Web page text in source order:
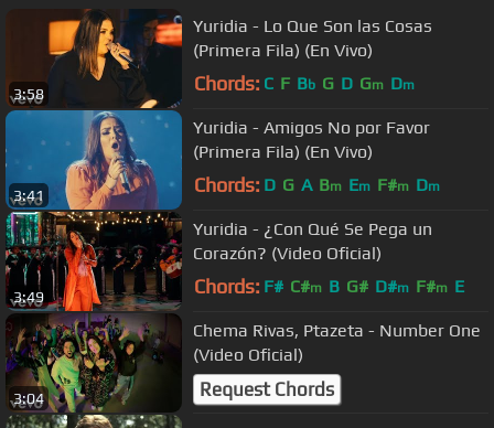
3:58
Yuridia - Lo Que Son las Cosas
(Primera Fila) (En Vivo)
Chords: C F Bb G D Gm Dm
3:41
Yuridia - Amigos No por Favor
(Primera Fila) (En Vivo)
Chords: D G A Bm Em F#m Dm
3:49
Yuridia - ¿Con Qué Se Pega un
Corazón? (Video Oficial)
Chords: F# C#m B G# D#m F#m E
3:04
Chema Rivas, Ptazeta - Number One
(Video Oficial)
Request Chords